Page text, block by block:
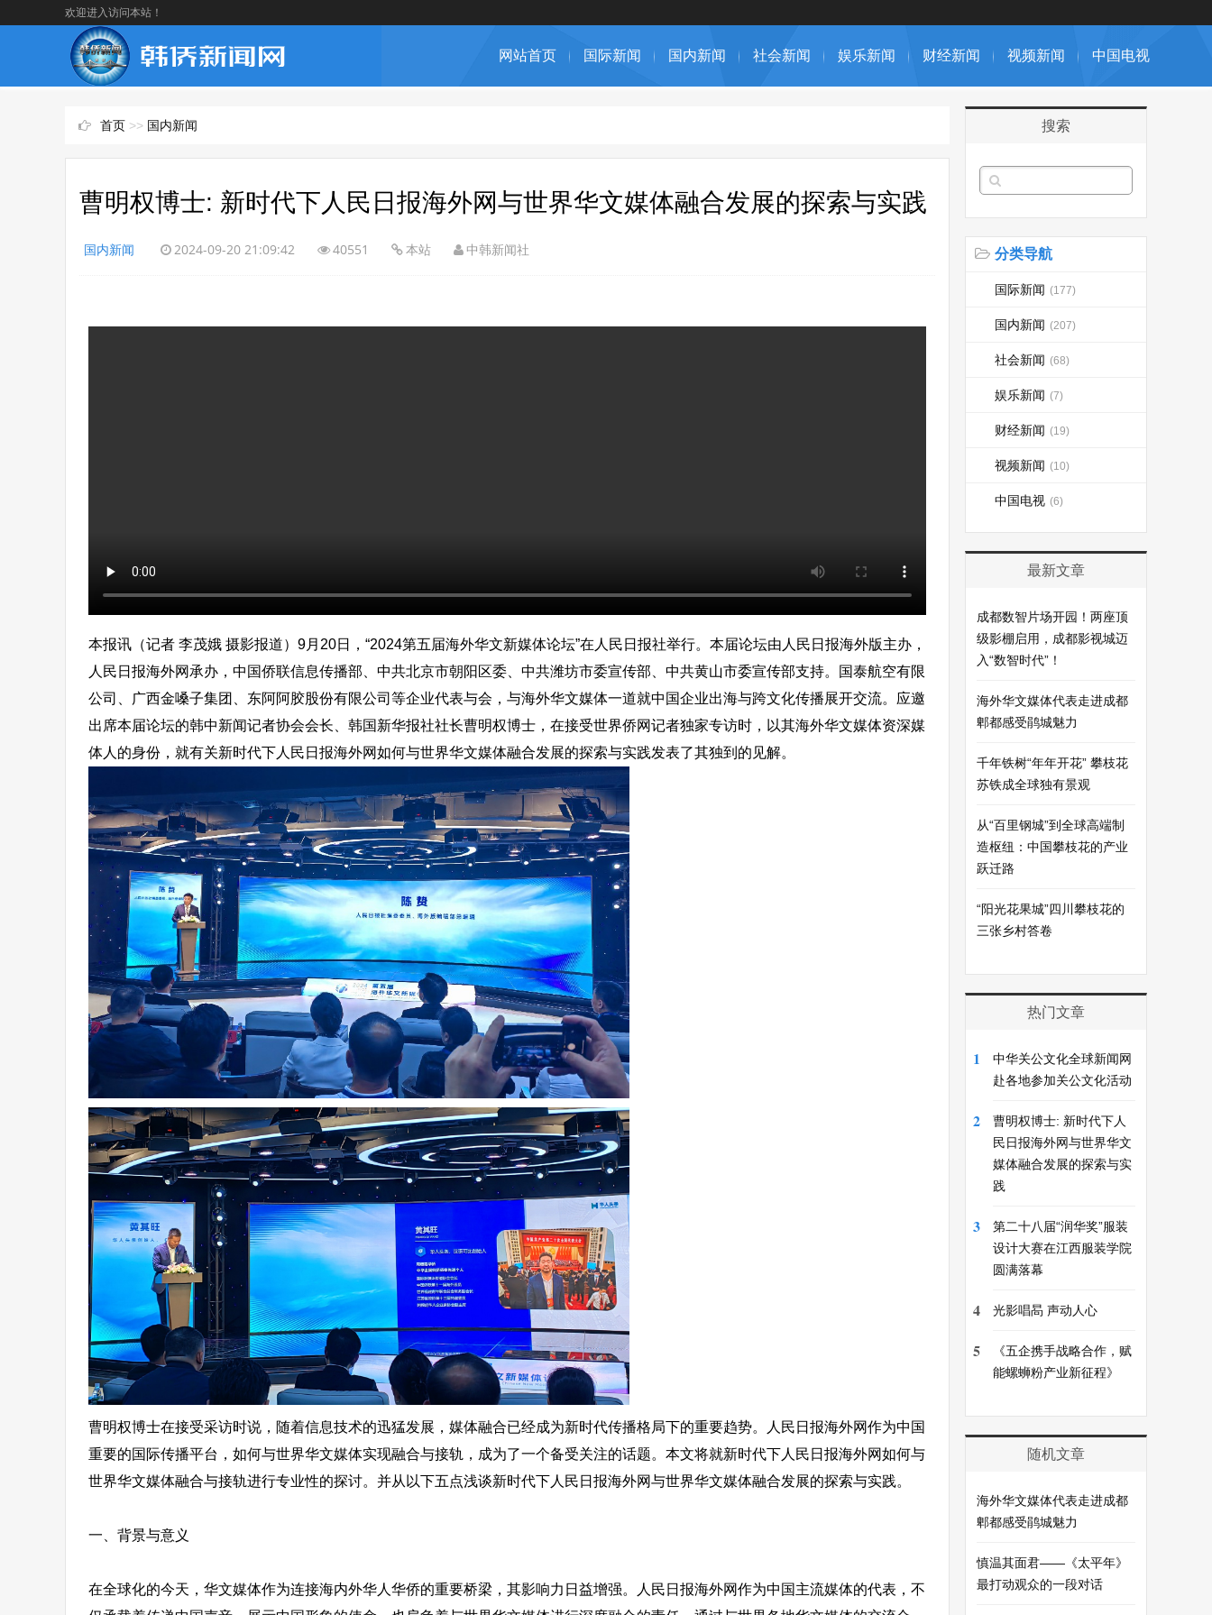
欢迎进入访问本站！
网站首页 国际新闻 国内新闻 社会新闻 娱乐新闻 财经新闻 视频新闻 中国电视
首页 >> 国内新闻
曹明权博士: 新时代下人民日报海外网与世界华文媒体融合发展的探索与实践
国内新闻 2024-09-20 21:09:42 40551 本站 中韩新闻社
本报讯（记者 李茂娥 摄影报道）9月20日，“2024第五届海外华文新媒体论坛”在人民日报社举行。本届论坛由人民日报海外版主办，
人民日报海外网承办，中国侨联信息传播部、中共北京市朝阳区委、中共潍坊市委宣传部、中共黄山市委宣传部支持。国泰航空有限
公司、广西金嗓子集团、东阿阿胶股份有限公司等企业代表与会，与海外华文媒体一道就中国企业出海与跨文化传播展开交流。应邀
出席本届论坛的韩中新闻记者协会会长、韩国新华报社社长曹明权博士，在接受世界侨网记者独家专访时，以其海外华文媒体资深媒
体人的身份，就有关新时代下人民日报海外网如何与世界华文媒体融合发展的探索与实践发表了其独到的见解。
曹明权博士在接受采访时说，随着信息技术的迅猛发展，媒体融合已经成为新时代传播格局下的重要趋势。人民日报海外网作为中国
重要的国际传播平台，如何与世界华文媒体实现融合与接轨，成为了一个备受关注的话题。本文将就新时代下人民日报海外网如何与
世界华文媒体融合与接轨进行专业性的探讨。并从以下五点浅谈新时代下人民日报海外网与世界华文媒体融合发展的探索与实践。
一、背景与意义
在全球化的今天，华文媒体作为连接海内外华人华侨的重要桥梁，其影响力日益增强。人民日报海外网作为中国主流媒体的代表，不
搜索
分类导航
国际新闻 (177)
国内新闻 (207)
社会新闻 (68)
娱乐新闻 (7)
财经新闻 (19)
视频新闻 (10)
中国电视 (6)
最新文章
成都数智片场开园！两座顶
级影棚启用，成都影视城迈
入“数智时代”！
海外华文媒体代表走进成都
郫都感受鹃城魅力
千年铁树“年年开花” 攀枝花
苏铁成全球独有景观
从“百里钢城”到全球高端制
造枢纽：中国攀枝花的产业
跃迁路
“阳光花果城”四川攀枝花的
三张乡村答卷
热门文章
1
中华关公文化全球新闻网
赴各地参加关公文化活动
2
曹明权博士: 新时代下人
民日报海外网与世界华文
媒体融合发展的探索与实
践
3
第二十八届“润华奖”服装
设计大赛在江西服装学院
圆满落幕
4 光影唱晑 声动人心
5
《五企携手战略合作，赋
能螺蛳粉产业新征程》
随机文章
海外华文媒体代表走进成都
郫都感受鹃城魅力
慎温其面君——《太平年》
最打动观众的一段对话